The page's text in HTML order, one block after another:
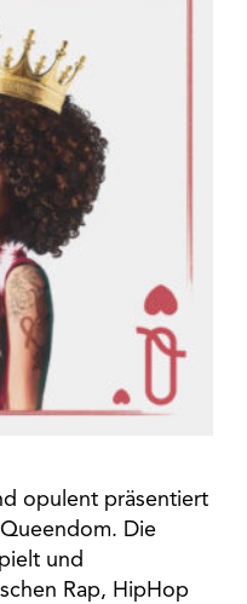
opulent präsentiert
Die
und
Rap, HipHop